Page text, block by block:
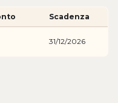
Scadenza
31/12/2026